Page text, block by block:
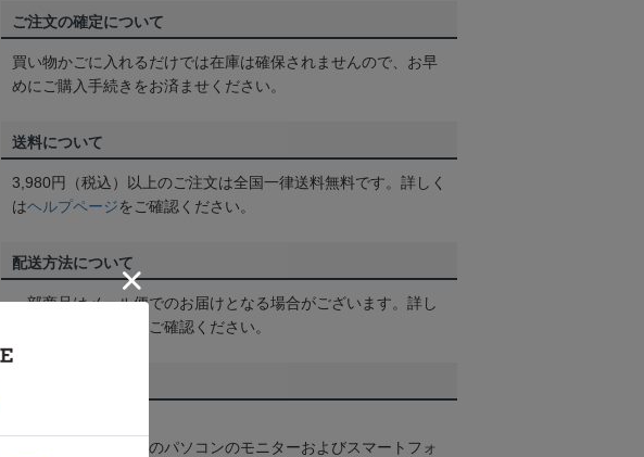
ご注文の確定について
買い物かごに入れるだけでは在庫は確保されませんので、お早
めにご購入手続きをお済ませください。
送料について
3,980円（税込）以上のご注文は全国一律送料無料です。詳しく
はヘルプページをご確認ください。
配送方法について
一部商品はメール便でのお届けとなる場合がございます。詳し
をご確認ください。
商品画像は、お使いのパソコンのモニターおよびスマートフォ